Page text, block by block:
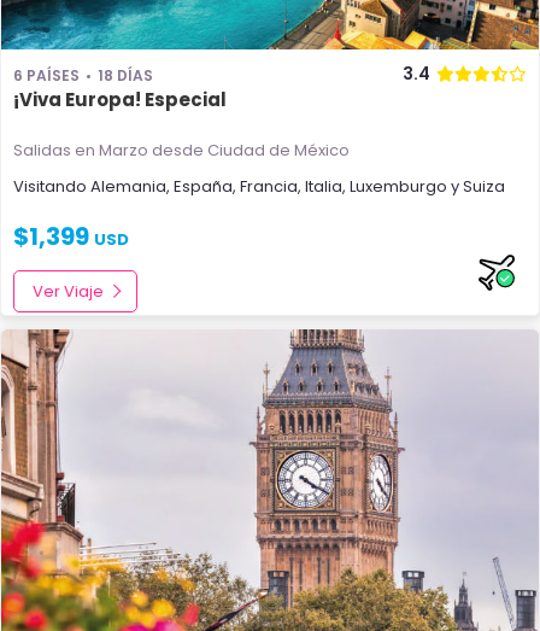
6 PAÍSES 18 DÍAS 3.4
¡Viva Europa! Especial
Salidas en Marzo desde Ciudad de México
Visitando Alemania, España, Francia, Italia, Luxemburgo ySuiza
$1,399 USD
Ver Viaje